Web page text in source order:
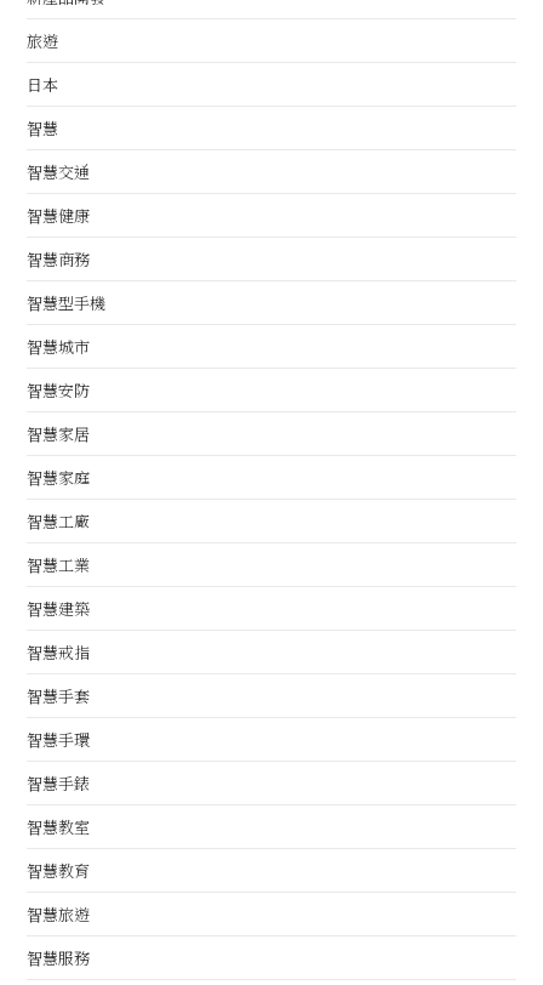
旅遊
日本
智慧
智慧交通
智慧健康
智慧商務
智慧型手機
智慧城市
智慧安防
智慧家居
智慧家庭
智慧工廠
智慧工業
智慧建築
智慧戒指
智慧手套
智慧手環
智慧手錶
智慧教室
智慧教育
智慧旅遊
智慧服務